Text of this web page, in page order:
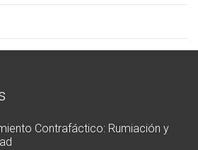
Contrafáctico: Rumiación y